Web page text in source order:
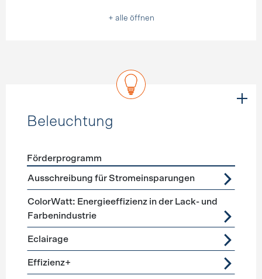
+ alle öffnen
Beleuchtung
Förderprogramme Beleuchtung
Förderprogramm
Ausschreibung für Stromeinsparungen
ColorWatt: Energieeffizienz in der Lack- und
Farbenindustrie
Eclairage
Effizienz+